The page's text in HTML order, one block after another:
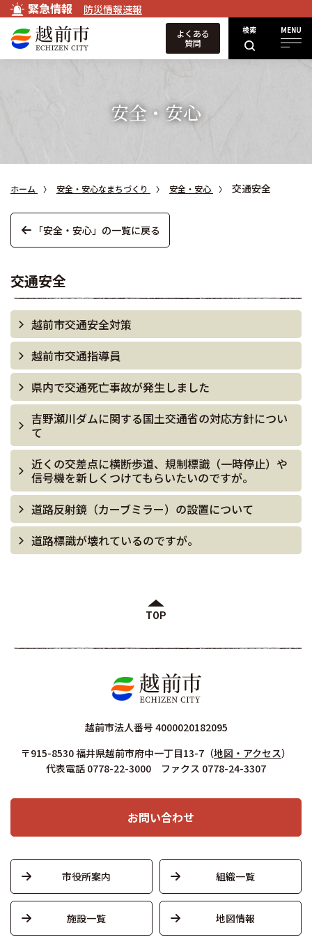
緊急情報 防災情報速報
検索 MENU
よくある
質問
安全・安心
ホーム 安全・安心なまちづくり 安全・安心 交通安全
「安全・安心」の一覧に戻る
交通安全
越前市交通安全対策
越前市交通指導員
県内で交通死亡事故が発生しました
吉野瀬川ダムに関する国土交通省の対応方針につい
て
近くの交差点に横断歩道、規制標識（一時停止）や
信号機を新しくつけてもらいたいのですが。
道路反射鏡（カーブミラー）の設置について
道路標識が壊れているのですが。
TOP
越前市法人番号 4000020182095
〒915-8530 福井県越前市府中一丁目13-7 （地図・アクセス）
代表電話 0778-22-3000 ファクス 0778-24-3307
お問い合わせ
市役所案内 組織一覧
施設一覧 地図情報